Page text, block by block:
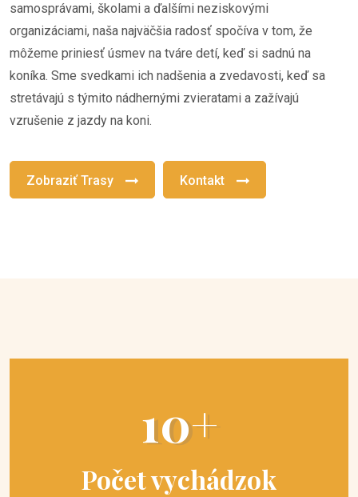
samosprávami, školami a ďalšími neziskovými
organizáciami, naša najväčšia radosť spočíva v tom, že
môžeme priniesť úsmev na tváre detí, keď si sadnú na
koníka. Sme svedkami ich nadšenia a zvedavosti, keď sa
stretávajú s týmito nádhernými zvieratami a zažívajú
vzrušenie z jazdy na koni.
Zobraziť Trasy Kontakt
10+
Počet vychádzok